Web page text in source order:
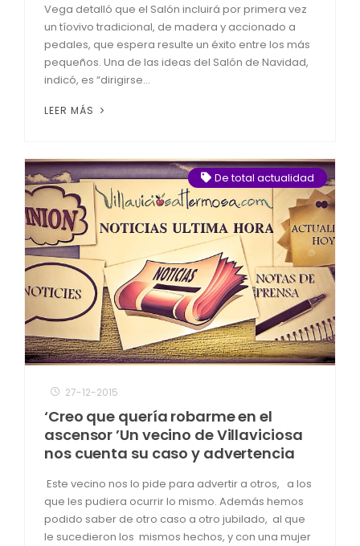
Vega detalló que el Salón incluirá por primera vez
un tíovivo tradicional, de madera y accionado a
pedales, que espera resulte un éxito entre los más
pequeños. Una de las ideas del Salón de Navidad,
indicó, es “dirigirse...
LEER MÁS
De total actualidad
27-12-2015
‘Creo que quería robarme en el
ascensor ’Un vecino de Villaviciosa
nos cuenta su caso y advertencia
Este vecino nos lo pide para advertir a otros, a los
que les pudiera ocurrir lo mismo. Además hemos
podido saber de otro caso a otro jubilado, al que
le sucedieron los mismos hechos, y con una mujer